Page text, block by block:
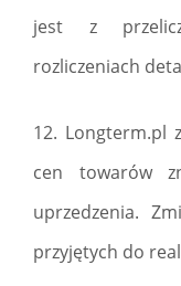
jest z
rozliczeniach
12. Longterm.pl
cen towarów
uprzedzenia.
przyjętych do